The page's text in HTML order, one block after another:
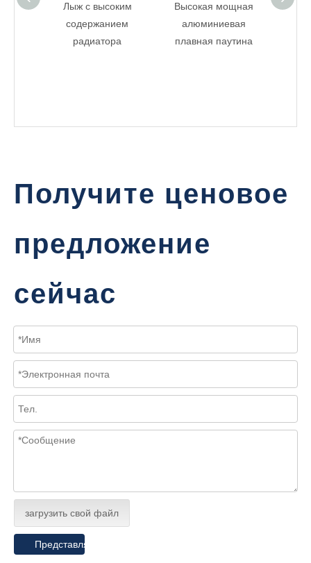
Лыж с высоким
содержанием
радиатора
Высокая мощная
алюминиевая
плавная паутина
Получите ценовое
предложение
сейчас
загрузить свой файл
Представлять на рассмотрение